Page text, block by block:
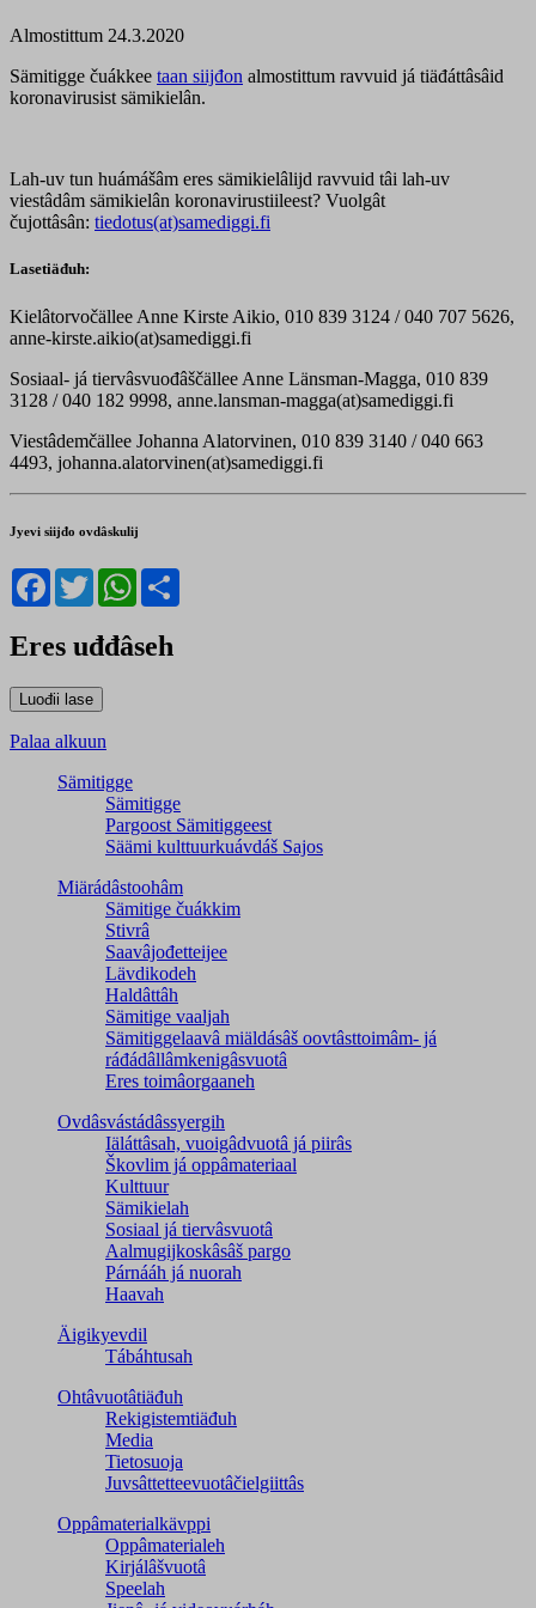
Almostittum 24.3.2020
Sämitigge čuákkee taan siijđon almostittum ravvuid já tiäđáttâsâid
koronavirusist sämikielân.
Lah-uv tun huámášâm eres sämikielâlijd ravvuid tâi lah-uv
viestâdâm sämikielân koronavirustiileest? Vuolgât
čujottâsân: tiedotus(at)samediggi.fi
Lasetiäđuh:
Kielâtorvočällee Anne Kirste Aikio, 010 839 3124 / 040 707 5626,
anne-kirste.aikio(at)samediggi.fi
Sosiaal- já tiervâsvuođâščällee Anne Länsman-Magga, 010 839
3128 / 040 182 9998, anne.lansman-magga(at)samediggi.fi
Viestâdemčällee Johanna Alatorvinen, 010 839 3140 / 040 663
4493, johanna.alatorvinen(at)samediggi.fi
Jyevi siijđo ovdâskulij
Facebook
TwitterWhatsApp
Eres uđđâseh
Palaa alkuun
Sämitigge
Sämitigge
Pargoost Sämitiggeest
Säämi kulttuurkuávdáš Sajos
Miärádâstoohâm
Sämitige čuákkim
Stivrâ
Saavâjođetteijee
Lävdikodeh
Haldâttâh
Sämitige vaaljah
Sämitiggelaavâ miäldásâš oovtâsttoimâm- já
ráđádâllâmkenigâsvuotâ
Eres toimâorgaaneh
Ovdâsvástádâssyergih
Iäláttâsah, vuoigâdvuotâ já piirâs
Škovlim já oppâmateriaal
Kulttuur
Sämikielah
Sosiaal já tiervâsvuotâ
Aalmugijkoskâsâš pargo
Párnááh já nuorah
Haavah
Äigikyevdil
Tábáhtusah
Ohtâvuotâtiäđuh
Rekigistemtiäđuh
Media
Tietosuoja
Juvsâttetteevuotâčielgiittâs
Oppâmaterialkävppi
Oppâmaterialeh
Kirjálâšvuotâ
Speelah